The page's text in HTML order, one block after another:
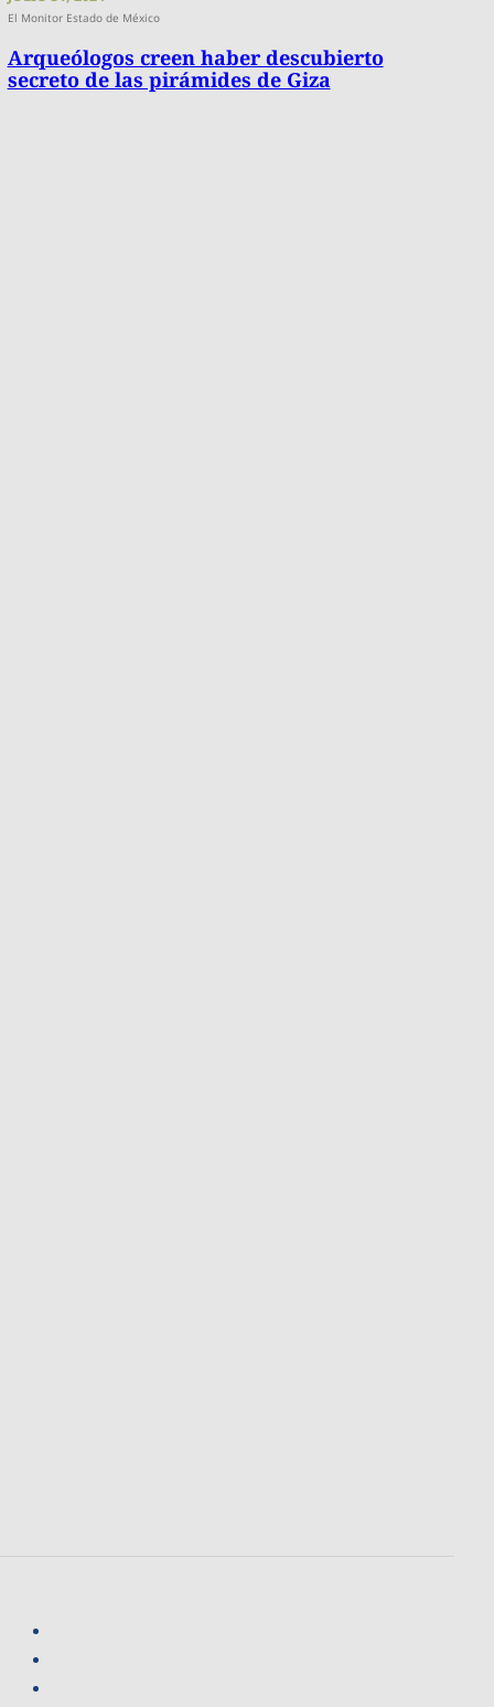
El Monitor Estado de México
Arqueólogos creen haber descubierto
secreto de las pirámides de Giza